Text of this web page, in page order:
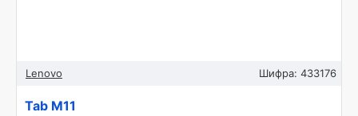
Lenovo Шифра: 433176
Tab M11